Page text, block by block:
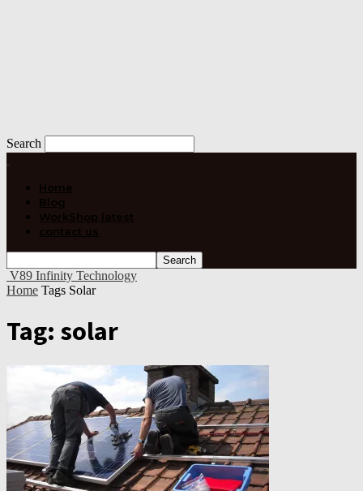
Search
Home
Blog
WorkShop latest
contact us
V89 Infinity Technology
Home Tags Solar
Tag: solar